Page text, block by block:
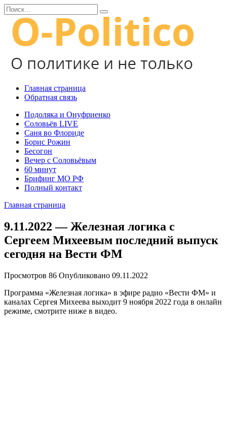
Перейти
к
содержанию
Search
for:
Главная страница
Обратная связь
Подоляка и Онуфриенко
Соловьёв LIVE
Саня во Флориде
Борис Рожин
Бесогон
Вечер с Соловьёвым
60 минут
Брифинг МО РФ
Полный контакт
Главная страница
9.11.2022 — Железная логика с
Сергеем Михеевым последний выпуск
сегодня на Вести ФМ
Просмотров 86 Опубликовано 09.11.2022
Программа «Железная логика» в эфире радио «Вести ФМ» и
каналах Сергея Михеева выходит 9 ноября 2022 года в онлайн
режиме, смотрите ниже в видео.